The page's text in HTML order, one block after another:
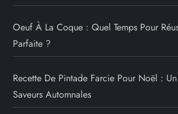
Oeuf À La Coque : Quel Temps Pour
Parfaite ?
Recette De Pintade Farcie Pour Noël :
Saveurs Automnales